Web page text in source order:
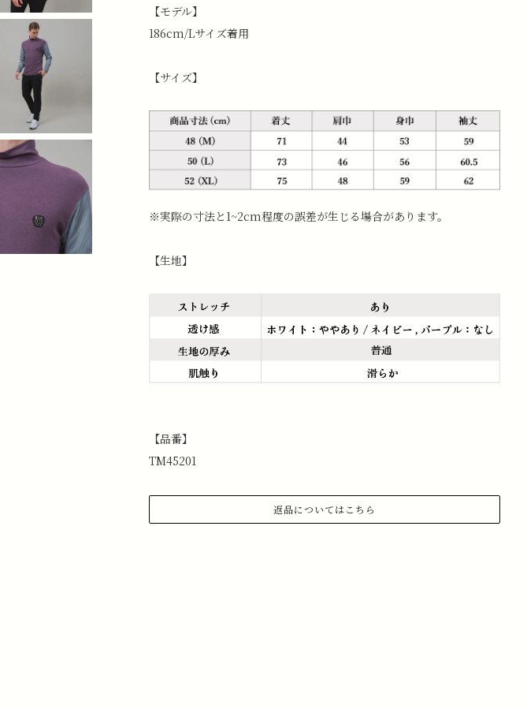
【モデル】
186cm/Lサイズ着用
【サイズ】
※実際の寸法と1~2cm程度の誤差が生じる場合があります。
【生地】
【品番】
TM45201
返品についてはこちら